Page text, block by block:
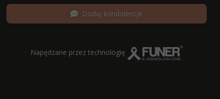
Dodaj kondolencje
Napędzane przez technologię